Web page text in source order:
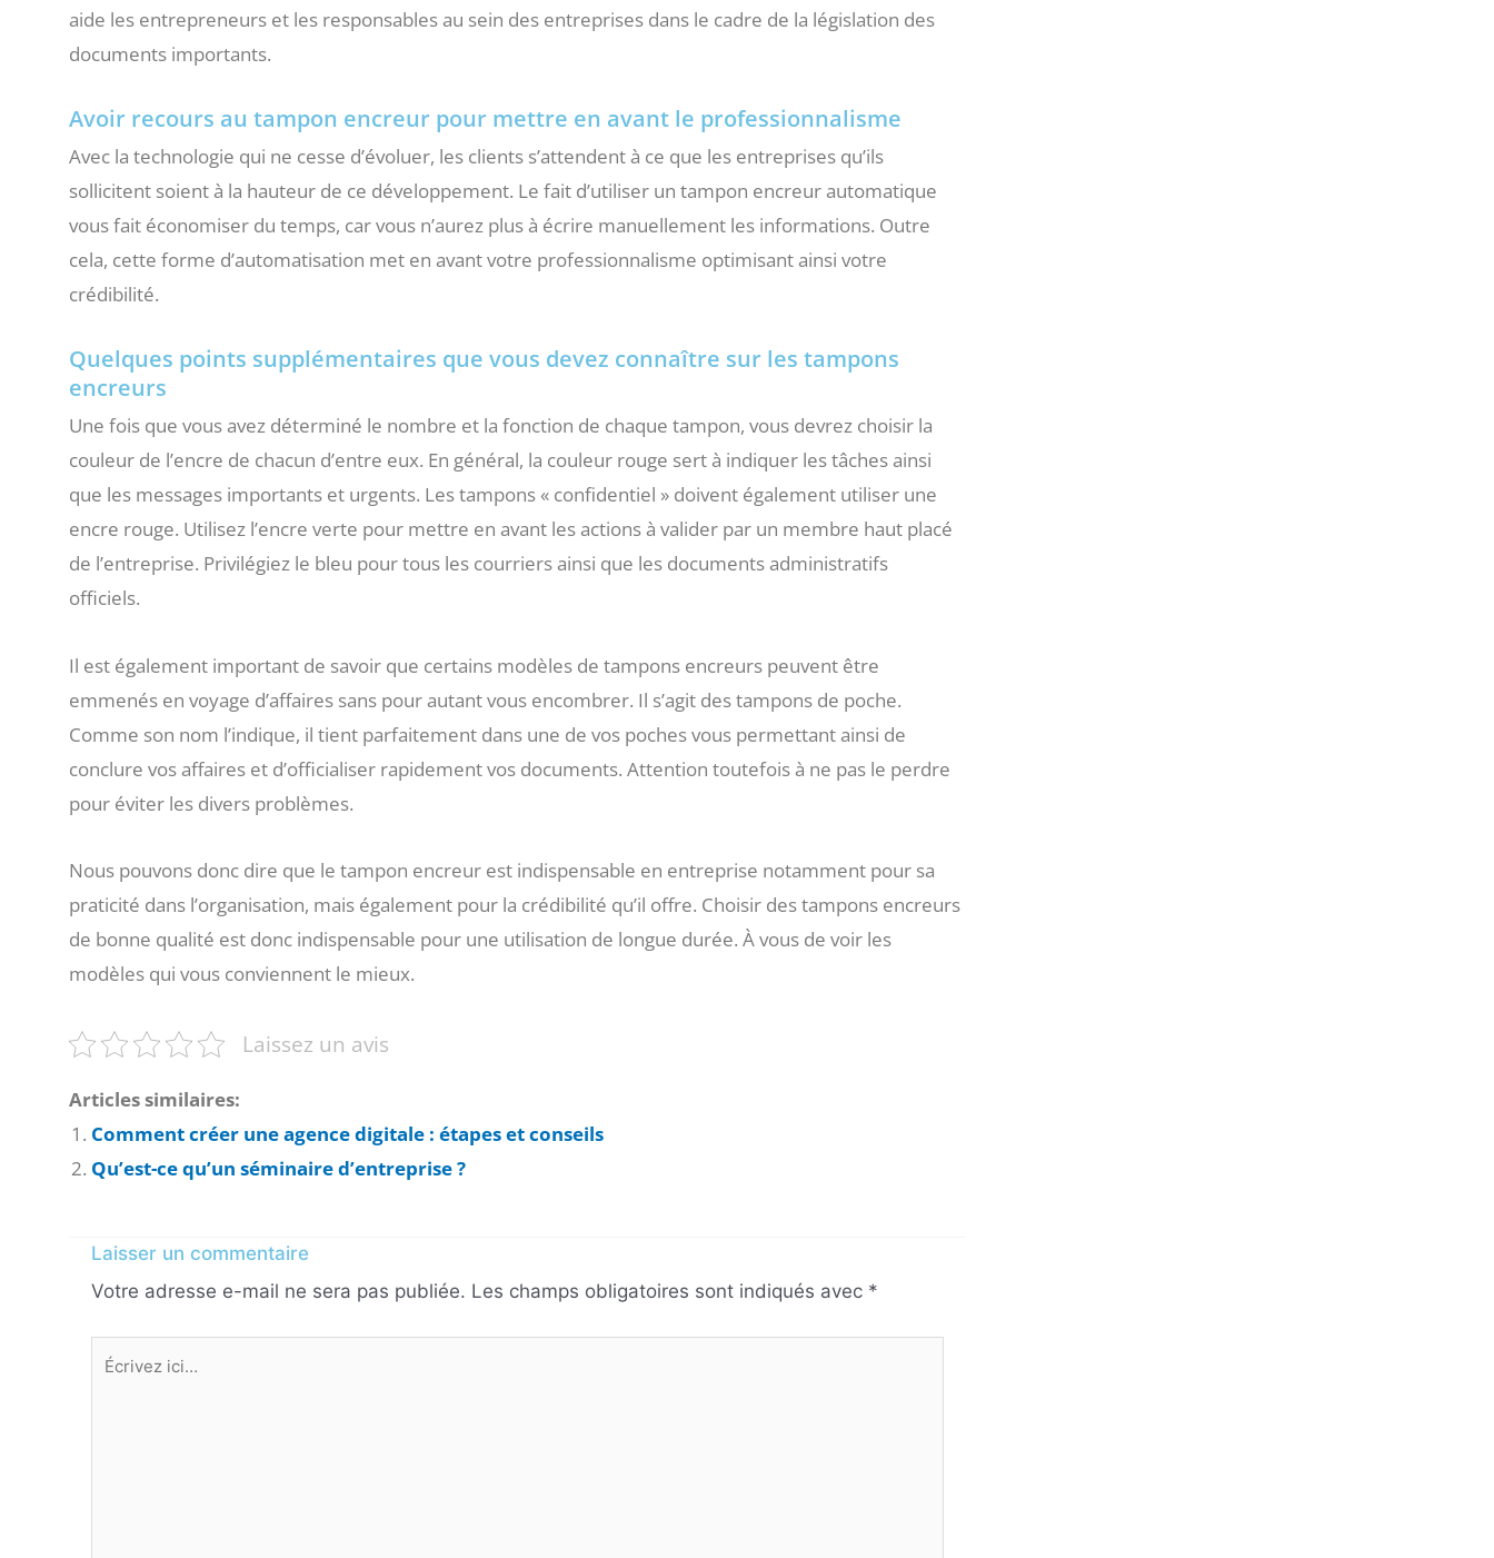
aide les entrepreneurs et les responsables au sein des entreprises dans le cadre de la législation des
documents importants.
Avoir recours au tampon encreur pour mettre en avant le professionnalisme
Avec la technologie qui ne cesse d’évoluer, les clients s’attendent à ce que les entreprises qu’ils
sollicitent soient à la hauteur de ce développement. Le fait d’utiliser un tampon encreur automatique
vous fait économiser du temps, car vous n’aurez plus à écrire manuellement les informations. Outre
cela, cette forme d’automatisation met en avant votre professionnalisme optimisant ainsi votre
crédibilité.
Quelques points supplémentaires que vous devez connaître sur les tampons
encreurs
Une fois que vous avez déterminé le nombre et la fonction de chaque tampon, vous devrez choisir la
couleur de l’encre de chacun d’entre eux. En général, la couleur rouge sert à indiquer les tâches ainsi
que les messages importants et urgents. Les tampons « confidentiel » doivent également utiliser une
encre rouge. Utilisez l’encre verte pour mettre en avant les actions à valider par un membre haut placé
de l’entreprise. Privilégiez le bleu pour tous les courriers ainsi que les documents administratifs
officiels.
Il est également important de savoir que certains modèles de tampons encreurs peuvent être
emmenés en voyage d’affaires sans pour autant vous encombrer. Il s’agit des tampons de poche.
Comme son nom l’indique, il tient parfaitement dans une de vos poches vous permettant ainsi de
conclure vos affaires et d’officialiser rapidement vos documents. Attention toutefois à ne pas le perdre
pour éviter les divers problèmes.
Nous pouvons donc dire que le tampon encreur est indispensable en entreprise notamment pour sa
praticité dans l’organisation, mais également pour la crédibilité qu’il offre. Choisir des tampons encreurs
de bonne qualité est donc indispensable pour une utilisation de longue durée. À vous de voir les
modèles qui vous conviennent le mieux.
Laissez un avis
Articles similaires:
Comment créer une agence digitale : étapes et conseils
Qu’est-ce qu’un séminaire d’entreprise ?
Laisser un commentaire
Votre adresse e-mail ne sera pas publiée. Les champs obligatoires sont indiqués avec *
Écrivez